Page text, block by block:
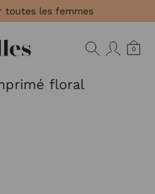
toutes les femmes
0
floral